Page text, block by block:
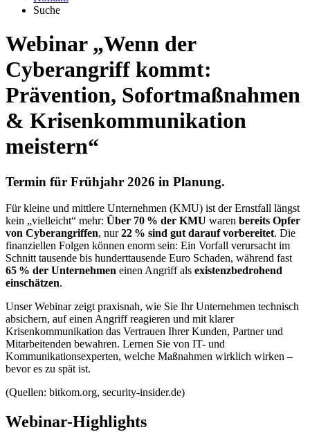
Suche
Webinar „Wenn der
Cyberangriff kommt:
Prävention, Sofortmaßnahmen
& Krisenkommunikation
meistern“
Termin für Frühjahr 2026 in Planung.
Für kleine und mittlere Unternehmen (KMU) ist der Ernstfall längst
kein „vielleicht“ mehr: Über 70 % der KMU waren bereits Opfer
von Cyberangriffen, nur22 % sind gut darauf vorbereitet. Die
finanziellen Folgen können enorm sein: Ein Vorfall verursacht im
Schnitt tausende bis hunderttausende Euro Schaden, während fast
65 % der Unternehmen einen Angriff als existenzbedrohend
einschätzen.
Unser Webinar zeigt praxisnah, wie Sie Ihr Unternehmen technisch
absichern, auf einen Angriff reagieren und mit klarer
Krisenkommunikation das Vertrauen Ihrer Kunden, Partner und
Mitarbeitenden bewahren. Lernen Sie von IT- und
Kommunikationsexperten, welche Maßnahmen wirklich wirken –
bevor es zu spät ist.
(Quellen: bitkom.org, security-insider.de)
Webinar-Highlights